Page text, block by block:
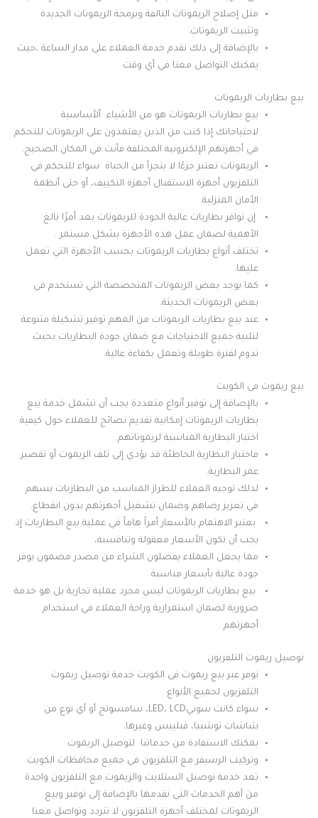
مثل إصلاح الريموتات التالفة وبرمجة الريموتات الجديدة
وتثبيت الريموتات.
بالإضافة إلى ذلك نقدم خدمة العملاء على مدار الساعة ،حيث
يمكنك التواصل معنا في أي وقت.
بيع بطاريات الريموتات
بيع بطاريات الريموتات هو من الأشياء ألأساسية
لاحتياجاتك إذا كنت من الذين يعتمدون على الريموتات للتحكم
في أجهزتهم الإلكترونية المختلفة فأنت في المكان الصحيح.
الريموتات تعتبر جزءًا لا يتجزأ من الحياة سواء للتحكم في
التلفزيون أجهزة الاستقبال أجهزة التكييف، أو حتى أنظمة
الأمان المنزلية.
إن توافر بطاريات عالية الجودة للريموتات يعد أمرًا بالغ
الأهمية لضمان عمل هذه الأجهزة بشكل مستمر .
تختلف أنواع بطاريات الريموتات بحسب الأجهزة التي تعمل
عليها.
كما يوجد بعض الريموتات المتخصصة التي تستخدم في
بعض الريموتات الحديثة.
عند بيع بطاريات الريموتات من المهم توفير تشكيلة متنوعة
لتلبية جميع الاحتياجات مع ضمان جودة البطاريات بحيث
تدوم لفترة طويلة وتعمل بكفاءة عالية.
بيع ريموت فى الكويت
بالإضافة إلى توفير أنواع متعددة يجب أن تشمل خدمة بيع
بطاريات الريموتات إمكانية تقديم نصائح للعملاء حول كيفية
اختيار البطارية المناسبة لريموتاتهم.
فاختيار البطارية الخاطئة قد يؤدي إلى تلف الريموت أو تقصير
عمر البطارية.
لذلك توجيه العملاء للطراز المناسب من البطاريات يسهم
في تعزيز رضاهم وضمان تشغيل أجهزتهم بدون انقطاع.
يعتبر الاهتمام بالأسعار أمراً هاماً في عملية بيع البطاريات إذ
يجب أن تكون الأسعار معقولة وتنافسية،
مما يجعل العملاء يفضلون الشراء من مصدر مضمون يوفر
جودة عالية بأسعار مناسبة.
بيع بطاريات الريموتات ليس مجرد عملية تجارية بل هو خدمة
ضرورية لضمان استمرارية وراحة العملاء في استخدام
أجهزتهم .
توصيل ريموت التلفزيون
نوفر عبر بيع ريموت فى الكويت خدمة توصيل ريموت
التلفزيون لجميع الأنواع
سواء كانت سونيLED، LCD، سامسونج أو أي نوع من
شاشات توشيبا، فيليبس وغيرها.
يمكنك الاستفادة من خدماتنا لتوصيل الريموت.
وتركيب الرسيفر مع التلفزيون في جميع محافظات الكويت.
تعد خدمة توصيل الستلايت والريموت مع التلفزيون واحدة
من أهم الخدمات التي نقدمها بالإضافة إلى توفير وبيع
الريموتات لمختلف أجهزة التلفزيون لا تتردد وتواصل معنا